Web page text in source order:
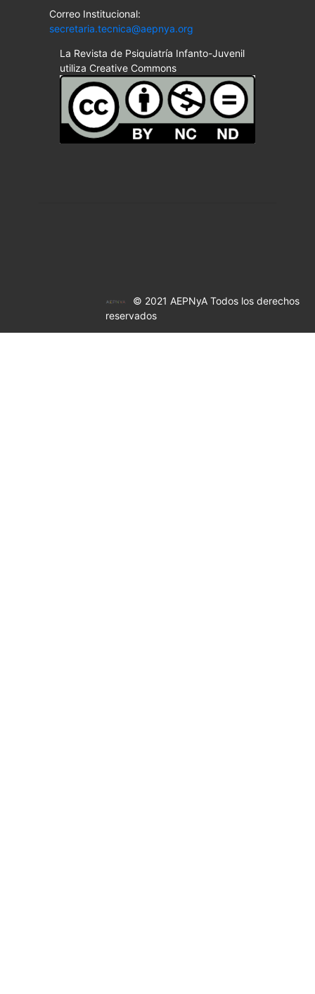
Correo Institucional:
secretaria.tecnica@aepnya.org
La Revista de Psiquiatría Infanto-Juvenil
utiliza Creative Commons
© 2021 AEPNyA Todos los derechos
reservados